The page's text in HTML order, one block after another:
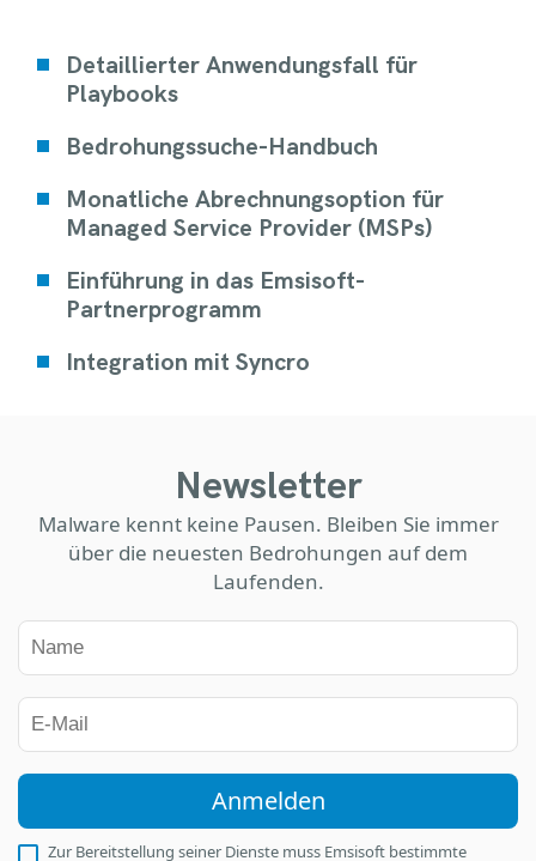
Detaillierter Anwendungsfall für
Playbooks
Bedrohungssuche-Handbuch
Monatliche Abrechnungsoption für
Managed Service Provider (MSPs)
Einführung in das Emsisoft-
Partnerprogramm
Integration mit Syncro
Newsletter
Malware kennt keine Pausen. Bleiben Sie immer
über die neuesten Bedrohungen auf dem
Laufenden.
Anmelden
Zur Bereitstellung seiner Dienste muss Emsisoft bestimmte